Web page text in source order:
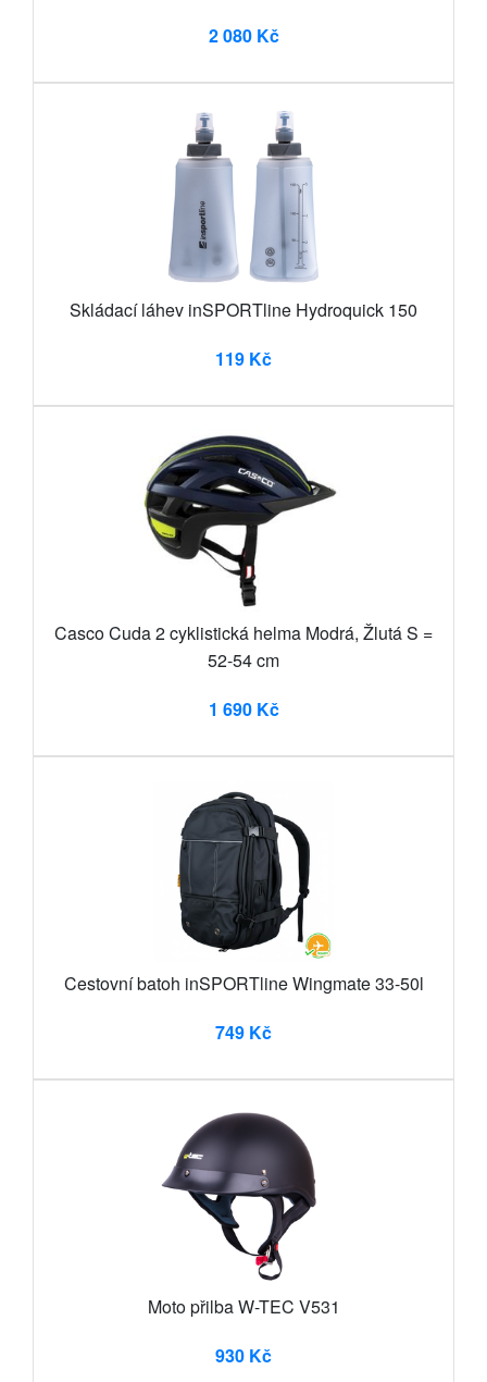
2 080 Kč
Skládací láhev inSPORTline Hydroquick 150
119 Kč
Casco Cuda 2 cyklistická helma Modrá, Žlutá S =
52-54 cm
1 690 Kč
Cestovní batoh inSPORTline Wingmate 33-50l
749 Kč
Moto přilba W-TEC V531
930 Kč